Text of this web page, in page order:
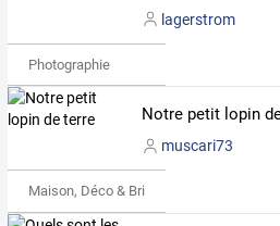
lagerstrom
Photographie
muscari73
Maison, Déco & Bricolage